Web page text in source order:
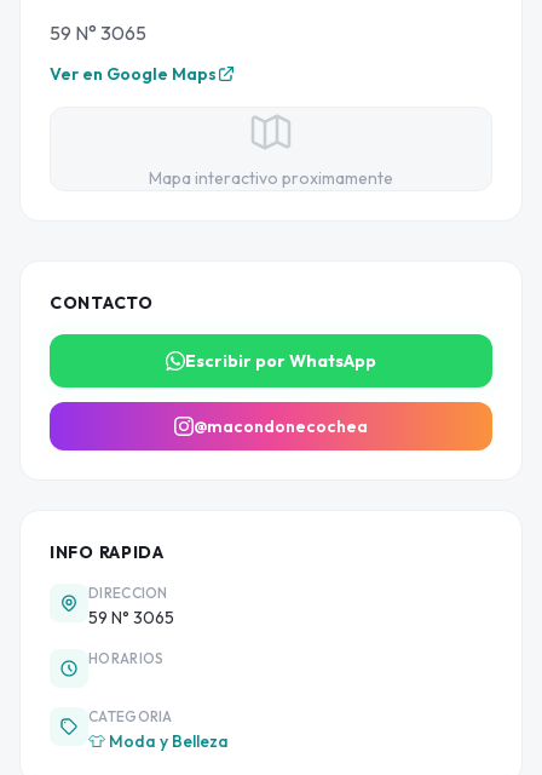
59 N° 3065
Ver en Google Maps
Mapa interactivo proximamente
CONTACTO
Escribir por WhatsApp
@macondonecochea
INFO RAPIDA
DIRECCION
59 N° 3065
HORARIOS
CATEGORIA
👕 Moda y Belleza